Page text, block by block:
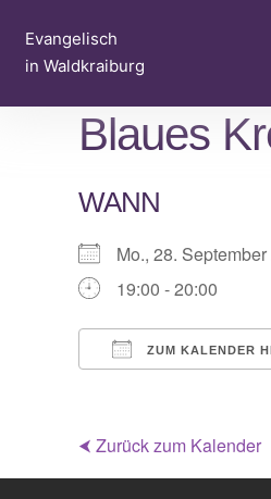
Inhalt
springen
Evangelisch
in Waldkraiburg
Blaues
WANN
Mo., 28.
19:00 - 20:00
ZUM KALENDER
⮜ Zurück zum Kalender